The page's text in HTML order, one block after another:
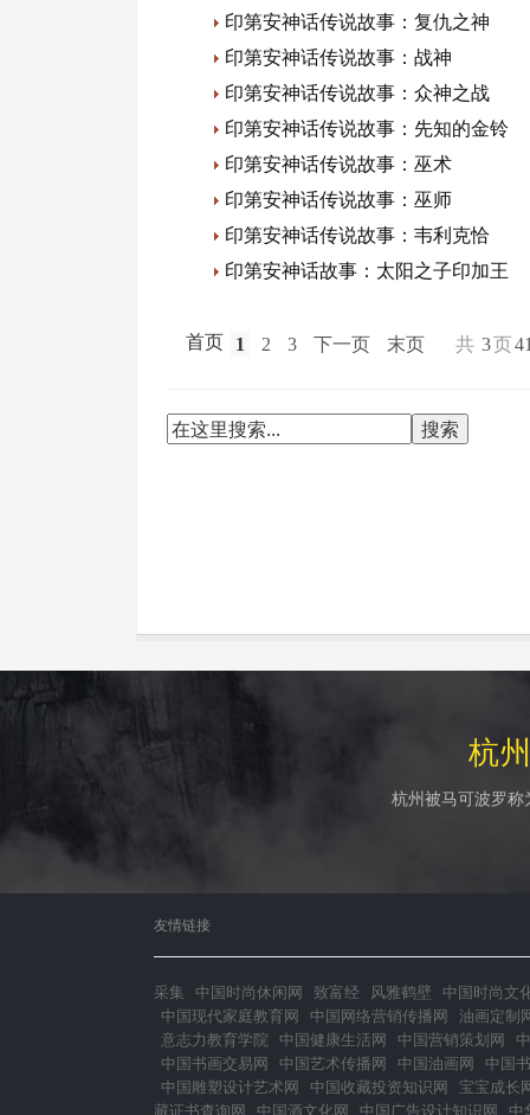
印第安神话传说故事：复仇之神
印第安神话传说故事：战神
印第安神话传说故事：众神之战
印第安神话传说故事：先知的金铃
印第安神话传说故事：巫术
印第安神话传说故事：巫师
印第安神话传说故事：韦利克恰
印第安神话故事：太阳之子印加王
首页 1 2 3 下一页 末页 共 3页
杭
杭州被马可波罗
友情链接
采集 中国时尚休闲网 致富经 风雅鹤壁
中国时尚文
中国现代家庭教育网
中国网络营销传播网 油画定制
意志力教育学院 中国健康生活网 中国营销策划网
中国书画交易网
中国艺术传播网 中国油画网
中国
中国雕塑设计艺术网
中国收藏投资知识网 宝宝成长
藏证书查询网
中国酒文化网 中国广告设计知识网 中